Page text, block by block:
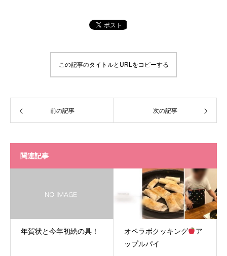
この記事のタイトルとURLをコピーする
前の記事 次の記事
関連記事
年賀状と今年初絵の具！ オペラボクッキング
ア
ップルパイ